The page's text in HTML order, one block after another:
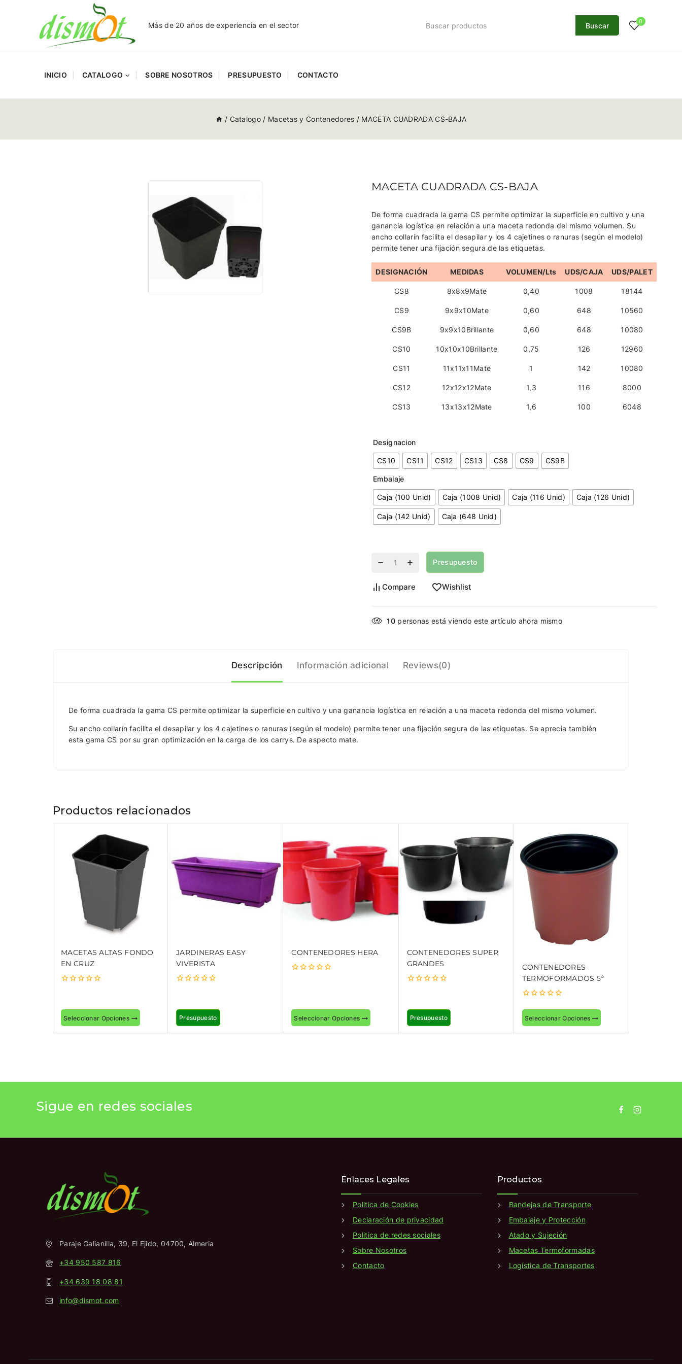
Más de 20 años de experiencia en el sector Buscar 0
INICIO CATALOGO SOBRE NOSOTROS PRESUPUESTO CONTACTO
/ Catalogo / Macetas y Contenedores / MACETA CUADRADA CS-BAJA
MACETA CUADRADA CS-BAJA
De forma cuadrada la gama CS permite optimizar la superficie en cultivo y una
ganancia logística en relación a una maceta redonda del mismo volumen. Su
ancho collarín facilita el desapilar y los 4 cajetines o ranuras (según el modelo)
permite tener una fijación segura de las etiquetas.
DESIGNACIÓN MEDIDAS VOLUMEN/Lts UDS/CAJA UDS/PALET
CS8 8x8x9Mate 0,40 1008 18144
CS9 9x9x10Mate 0,60 648 10560
CS9B 9x9x10Brillante 0,60 648 10080
CS10 10x10x10Brillante 0,75 126 12960
CS11 11x11x11Mate 1 142 10080
CS12 12x12x12Mate 1,3 116 8000
CS13 13x13x12Mate 1,6 100 6048
Designacion
CS10 CS11 CS12 CS13 CS8 CS9 CS9B
Embalaje
Caja (100 Unid) Caja (1008 Unid) Caja (116 Unid) Caja (126 Unid)
Caja (142 Unid) Caja (648 Unid)
Presupuesto
Compare Wishlist
10personas está viendo este artículo ahora mismo
Descripción Información adicional Reviews(0)
De forma cuadrada la gama CS permite optimizar la superficie en cultivo y una ganancia logística en relación a una maceta redonda del mismo volumen.
Su ancho collarín facilita el desapilar y los 4 cajetines o ranuras (según el modelo) permite tener una fijación segura de las etiquetas. Se aprecia también
esta gama CS por su gran optimización en la carga de los carrys. De aspecto mate.
Productos relacionados
MACETAS ALTAS FONDO
EN CRUZ
5
Seleccionar Opciones
JARDINERAS EASY
VIVERISTA
5
Presupuesto
CONTENEDORES HERA
Seleccionar Opciones
CONTENEDORES SUPER
GRANDES
5
Presupuesto
CONTENEDORES
TERMOFORMADOS 5º
out
of
5
Seleccionar Opciones
Sigue en redes sociales
Paraje Galianilla, 39, El Ejido, 04700, Almeria
+34 950 587 816
+34 639 18 08 81
info@dismot.com
Enlaces Legales
Politica de Cookies
Declaración de privacidad
Politica de redes sociales
Sobre Nosotros
Contacto
Productos
Bandejas de Transporte
Embalaje y Protección
Atado y Sujeción
Macetas Termoformadas
Logística de Transportes